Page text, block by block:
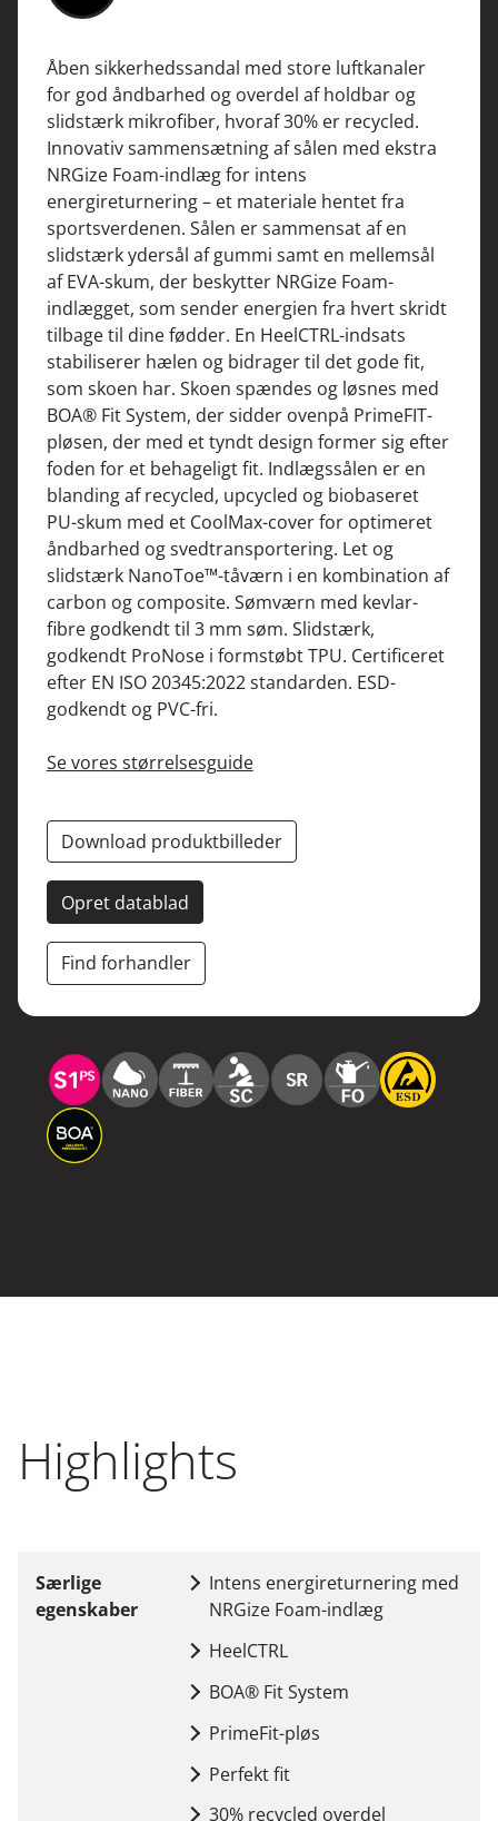
Åben sikkerhedssandal med store luftkanaler
for god åndbarhed og overdel af holdbar og
slidstærk mikrofiber, hvoraf 30% er recycled.
Innovativ sammensætning af sålen med ekstra
NRGize Foam-indlæg for intens
energireturnering – et materiale hentet fra
sportsverdenen. Sålen er sammensat af en
slidstærk ydersål af gummi samt en mellemsål
af EVA-skum, der beskytter NRGize Foam-
indlægget, som sender energien fra hvert skridt
tilbage til dine fødder. En HeelCTRL-indsats
stabiliserer hælen og bidrager til det gode fit,
som skoen har. Skoen spændes og løsnes med
BOA® Fit System, der sidder ovenpå PrimeFIT-
pløsen, der med et tyndt design former sig efter
foden for et behageligt fit. Indlægssålen er en
blanding af recycled, upcycled og biobaseret
PU-skum med et CoolMax-cover for optimeret
åndbarhed og svedtransportering. Let og
slidstærk NanoToe™-tåværn i en kombination af
carbon og composite. Sømværn med kevlar-
fibre godkendt til 3 mm søm. Slidstærk,
godkendt ProNose i formstøbt TPU. Certificeret
efter EN ISO 20345:2022 standarden. ESD-
godkendt og PVC-fri.
Se vores størrelsesguide
Download produktbilleder
Opret datablad
Find forhandler
Highlights
Særlige
egenskaber
Intens energireturnering med
NRGize Foam-indlæg
HeelCTRL
BOA® Fit System
PrimeFit-pløs
Perfekt fit
30% recycled overdel